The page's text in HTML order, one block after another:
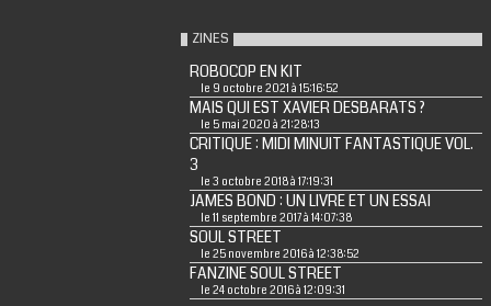
ZINES
ROBOCOP EN KIT
le 9 octobre 2021 à 15:16:52
MAIS QUI EST XAVIER DESBARATS ?
le 5 mai 2020 à 21:28:13
CRITIQUE : MIDI MINUIT FANTASTIQUE VOL.
3
le 3 octobre 2018 à 17:19:31
JAMES BOND : UN LIVRE ET UN ESSAI
le 11 septembre 2017 à 14:07:38
SOUL STREET
le 25 novembre 2016 à 12:38:52
FANZINE SOUL STREET
le 24 octobre 2016 à 12:09:31